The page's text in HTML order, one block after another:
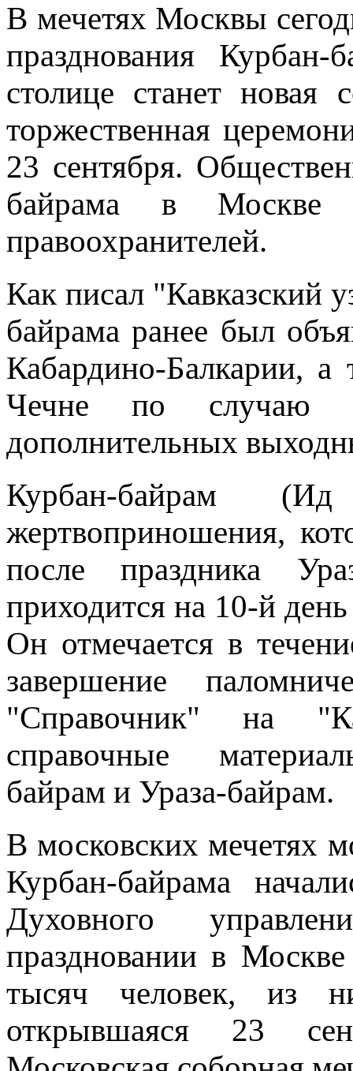
В мечетях Москвы
празднования
столице станет новая
торжественная
23 сентября.
байрама в Москве
правоохранителей.
Как писал "Кавказский
байрама ранее был
Кабардино-Балкарии,
Чечне по случаю
дополнительных
Курбан-байрам
жертвоприношения,
после праздника
приходится на 10-й
Он отмечается в
завершение
"Справочник" на
справочные
байрам и Ураза-байрам.
В московских мечетях
Курбан-байрама
Духовного
праздновании в
тысяч человек, из
открывшаяся 23